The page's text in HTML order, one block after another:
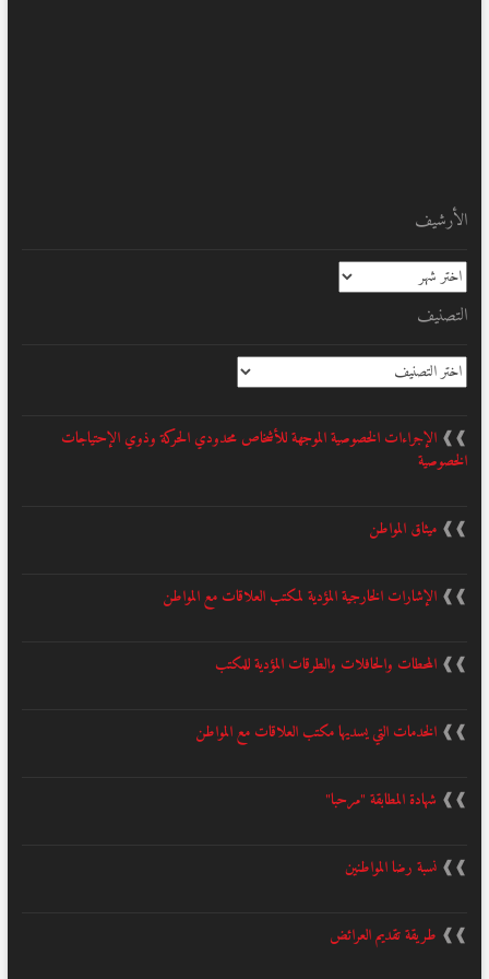
الأرشيف
الأرشيف
التصنيف
التصنيف
❱❱ الإجراءات الخصوصية الموجهة للأشخاص محدودي الحركة وذوي الإحتياجات
الخصوصية
❱❱ ميثاق المواطن
❱❱ الإشارات الخارجية المؤدية لمكتب العلاقات مع المواطن
❱❱ المحطات والحافلات والطرقات المؤدية للمكتب
❱❱ الخدمات التي يسديها مكتب العلاقات مع المواطن
❱❱ شهادة المطابقة "مرحبا"
❱❱ نسبة رضا المواطنين
❱❱ طريقة تقديم العرائض